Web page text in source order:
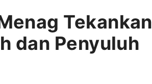
Tekankan
dan Penyuluh